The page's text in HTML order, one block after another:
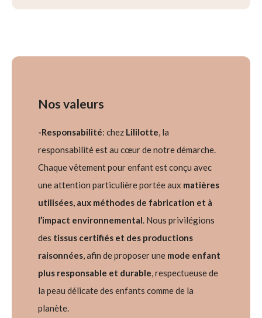
Nos valeurs
-Responsabilité: chez Lililotte, la
responsabilité est au cœur de notre démarche.
Chaque vêtement pour enfant est conçu avec
une attention particulière portée aux matières
utilisées, aux méthodes de fabrication et à
l’impact environnemental. Nous privilégions
des tissus certifiés et des productions
raisonnées, afin de proposer une mode enfant
plus responsable et durable, respectueuse de
la peau délicate des enfants comme de la
planète.